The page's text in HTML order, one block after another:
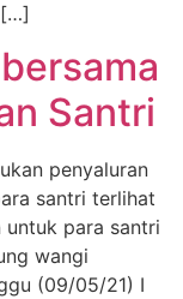
[…]
Santri
penyaluran
santri terlihat
para santri
wangi
(09/05/21) I